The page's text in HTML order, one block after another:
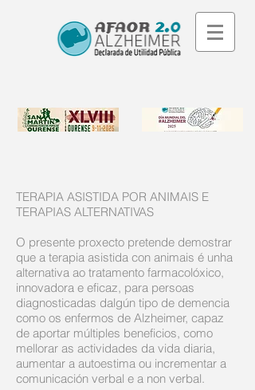
TERAPIA ASISTIDA POR ANIMAIS E
TERAPIAS ALTERNATIVAS
O presente proxecto pretende demostrar
que a terapia asistida con animais é unha
alternativa ao tratamento farmacolóxico,
innovadora e eficaz, para persoas
diagnosticadas dalgún tipo de demencia
como os enfermos de Alzheimer, capaz
de aportar múltiples beneficios, como
mellorar as actividades da vida diaria,
aumentar a autoestima ou incrementar a
comunicación verbal e a non verbal.